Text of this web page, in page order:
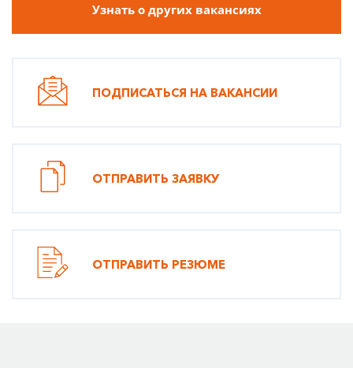
Узнать о других вакансиях
ПОДПИСАТЬСЯ НА ВАКАНСИИ
ОТПРАВИТЬ ЗАЯВКУ
ОТПРАВИТЬ РЕЗЮМЕ